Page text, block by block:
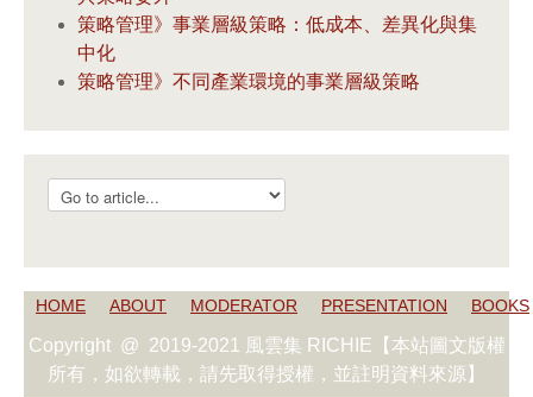
策略管理》事業層級策略：低成本、差異化與集
中化
策略管理》不同產業環境的事業層級策略
HOME ABOUT MODERATOR PRESENTATION BOOKS
Copyright @ 2019-2021 風雲集 RICHIE【本站圖文版權
所有，如欲轉載，請先取得授權，並註明資料來源】